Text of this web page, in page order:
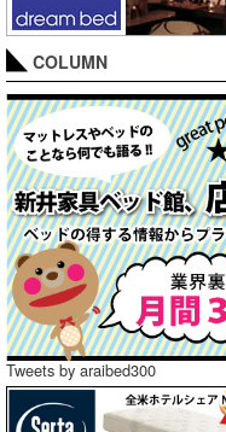
COLUMN
Tweets by araibed300